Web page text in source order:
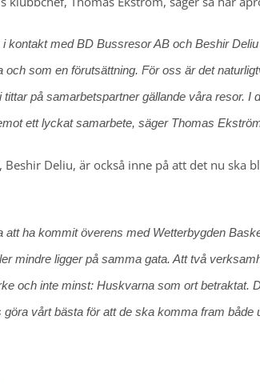
kontakt med BD Bussresor AB och Beshir
och som en förutsättning. För oss är det
på samarbetspartner gällande våra resor.
ett lyckat samarbete, säger Thomas
Beshir Deliu, är också inne på att det nu ska
att ha kommit överens med Wetterbygden
mindre ligger på samma gata. Att två
och inte minst: Huskvarna som ort betraktat.
vårt bästa för att de ska komma fram både